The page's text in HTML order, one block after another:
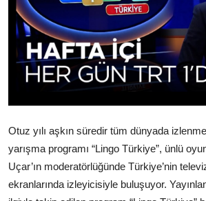
Otuz yılı aşkın süredir tüm dünyada
yarışma programı “Lingo Türkiye”, ünlü
Uçar’ın moderatörlüğünde Türkiye’nin
ekranlarında izleyicisiyle buluşuyor.